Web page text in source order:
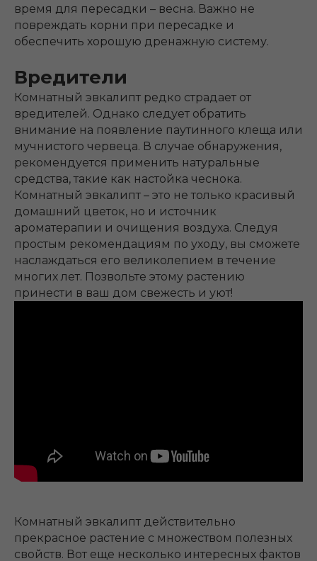
время для пересадки – весна. Важно не
повреждать корни при пересадке и
обеспечить хорошую дренажную систему.
Вредители
Комнатный эвкалипт редко страдает от
вредителей. Однако следует обратить
внимание на появление паутинного клеща или
мучнистого червеца. В случае обнаружения,
рекомендуется применить натуральные
средства, такие как настойка чеснока.
Комнатный эвкалипт – это не только красивый
домашний цветок, но и источник
ароматерапии и очищения воздуха. Следуя
простым рекомендациям по уходу, вы сможете
наслаждаться его великолепием в течение
многих лет. Позвольте этому растению
принести в ваш дом свежесть и уют!
Комнатный эвкалипт действительно
прекрасное растение с множеством полезных
свойств. Вот еще несколько интересных фактов